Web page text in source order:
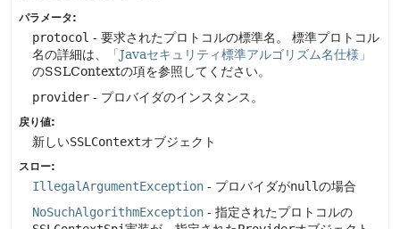
パラメータ:
protocol - 要求されたプロトコルの標準名。
標準プロトコル
名の詳細は、
「Javaセキュリティ標準アルゴリズム名仕様」
のSSLContextの項を参照してください。
provider - プロバイダのインスタンス。
戻り値:
新しいSSLContextオブジェクト
スロー:
IllegalArgumentException - プロバイダがnullの場合
NoSuchAlgorithmException - 指定されたプロトコルの